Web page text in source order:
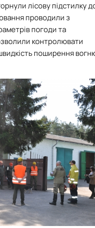
лісову підстилку
проводили з
погоди та
контролювати
поширення